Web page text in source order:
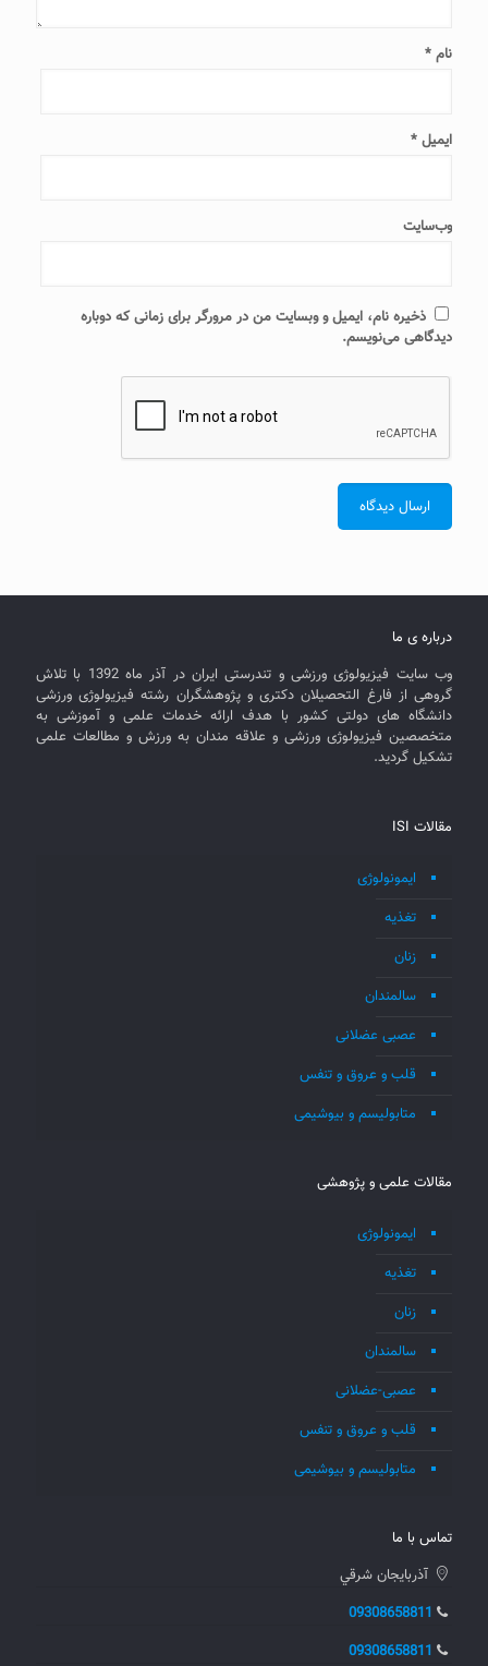
نام *
ایمیل *
وب‌سایت
ذخیره نام، ایمیل و وبسایت من در مرورگر برای زمانی که دوباره
دیدگاهی می‌نویسم.
درباره ی ما
وب سایت فیزیولوژی ورزشی و تندرستی ایران در آذر ماه 1392 با تلاش
گروهی از فارغ التحصیلان دکتری و پژوهشگران رشته فیزیولوژی ورزشی
دانشگاه های دولتی کشور با هدف ارائه خدمات علمی و آموزشی به
متخصصین فیزیولوژی ورزشی و علاقه مندان به ورزش و مطالعات علمی
تشکیل گردید.
مقالات ISI
ایمونولوژی
تغذیه
زنان
سالمندان
عصبی عضلانی
قلب و عروق و تنفس
متابولیسم و بیوشیمی
مقالات علمی و پژوهشی
ایمونولوژی
تغذیه
زنان
سالمندان
عصبی-عضلانی
قلب و عروق و تنفس
متابولیسم و بیوشیمی
تماس با ما
آذربايجان شرقي
09308658811
09308658811